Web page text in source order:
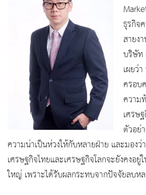
ธุรกิจ
สายง
บริษัท
เผยว่
ครอบ
ความ
เศรษ
ตัวอย่
ความน่าเป็นห่วงให้กับหลายฝ่าย และมองว่
เศรษฐกิจไทยและเศรษฐกิจโลกจะยังคงอยู่
ใหญ่ เพราะได้รับผลกระทบจากปัจจัยลบห